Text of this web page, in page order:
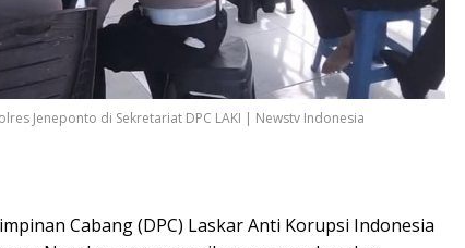
Jeneponto di Sekretariat DPC LAKI | Newstv Indonesia
Cabang (DPC) Laskar Anti Korupsi Indonesia